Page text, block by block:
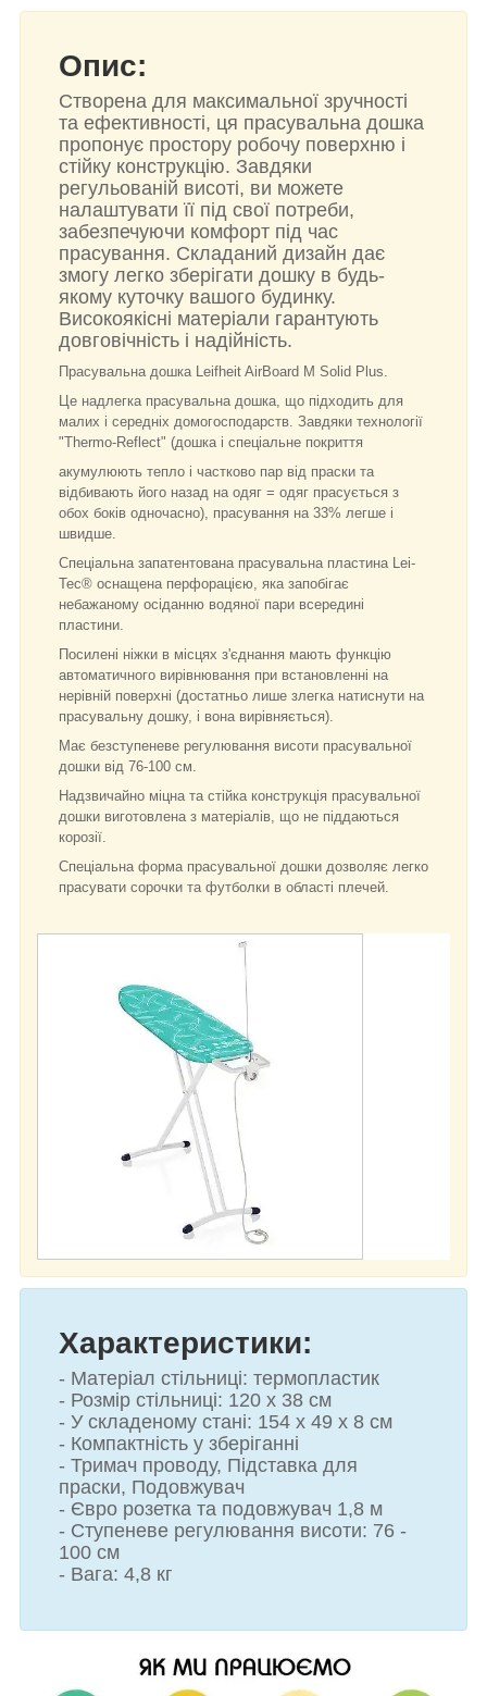
Опис:
Створена для максимальної зручності
та ефективності, ця прасувальна дошка
пропонує простору робочу поверхню і
стійку конструкцію. Завдяки
регульованій висоті, ви можете
налаштувати її під свої потреби,
забезпечуючи комфорт під час
прасування. Складаний дизайн дає
змогу легко зберігати дошку в будь-
якому куточку вашого будинку.
Високоякісні матеріали гарантують
довговічність і надійність.
Прасувальна дошка Leifheit AirBoard M Solid Plus.
Це надлегка прасувальна дошка, що підходить для
малих і середніх домогосподарств. Завдяки технології
"Thermo-Reflect" (дошка і спеціальне покриття
акумулюють тепло і частково пар від праски та
відбивають його назад на одяг = одяг прасується з
обох боків одночасно), прасування на 33% легше і
швидше.
Спеціальна запатентована прасувальна пластина Lei-
Tec® оснащена перфорацією, яка запобігає
небажаному осіданню водяної пари всередині
пластини.
Посилені ніжки в місцях з'єднання мають функцію
автоматичного вирівнювання при встановленні на
нерівній поверхні (достатньо лише злегка натиснути на
прасувальну дошку, і вона вирівняється).
Має безступеневе регулювання висоти прасувальної
дошки від 76-100 см.
Надзвичайно міцна та стійка конструкція прасувальної
дошки виготовлена з матеріалів, що не піддаються
корозії.
Спеціальна форма прасувальної дошки дозволяє легко
прасувати сорочки та футболки в області плечей.
Характеристики:
- Матеріал стільниці: термопластик
- Розмір стільниці: 120 х 38 см
- У складеному стані: 154 х 49 х 8 см
- Компактність у зберіганні
- Тримач проводу, Підставка для
праски, Подовжувач
- Євро розетка та подовжувач 1,8 м
- Ступеневе регулювання висоти: 76 -
100 см
- Вага: 4,8 кг